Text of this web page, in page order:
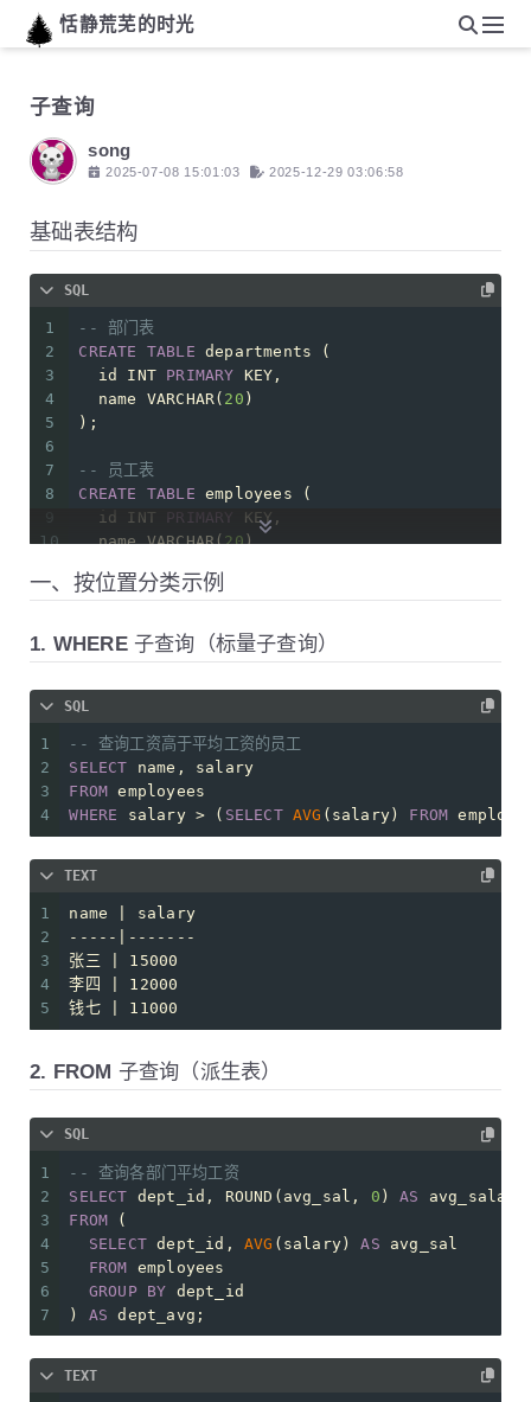
恬静荒芜的时光
子查询
song
2025-07-08 15:01:03 2025-12-29 03:06:58
基础表结构
SQL
1
2
3
4
5
6
7
8
10
12
14
15
17
19
20
21
22
24
-- 部门表
CREATE
TABLE departments (
  id
INT PRIMARY KEY,
  name
VARCHAR( 20 )
);
-- 员工表
CREATE
TABLE employees (
  id
INT PRIMARY
KEY,
  name
VARCHAR(20),
  dept_id
INT ,
);
INSERT
, '研发部' ), ( , '销售部'
INSERT INTO employees
(101 , '张三' ,
(102 , '李四' 12000, 1
),
(104
一、按位置分类示例
1. WHERE 子查询（标量子查询）
SQL
1
2
3
4
-- 查询工资高于平均工资的员工
SELECT name, salary
FROM employees
WHERE salary > ( SELECT AVG (salary) FROM
TEXT
1
2
3
4
5
name | salary
-----|-------
张三 | 15000
李四 | 12000
钱七 | 11000
2. FROM 子查询（派生表）
SQL
1
2
3
4
5
6
7
-- 查询各部门平均工资
SELECT dept_id, ROUND(avg_sal, 0 ) AS
avg_salary
FROM (
SELECT dept_id, AVG (salary) AS avg_sal
FROM employees
GROUP
BY dept_id
) AS dept_avg;
TEXT